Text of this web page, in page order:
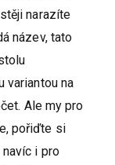
narazíte
název, tato
variantou na
Ale my pro
pořiďte si
i pro